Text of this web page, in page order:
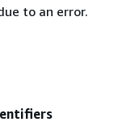
to an error.